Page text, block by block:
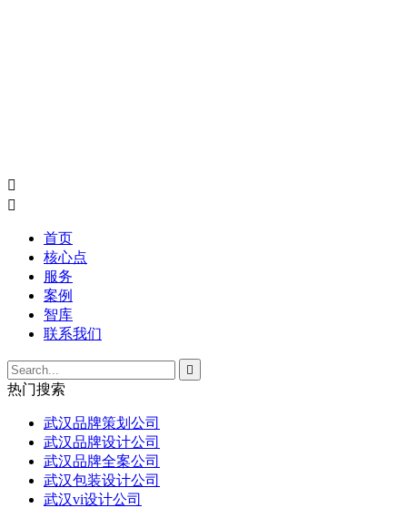


首页
核心点
服务
案例
智库
联系我们

热门搜索
武汉品牌策划公司
武汉品牌设计公司
武汉品牌全案公司
武汉包装设计公司
武汉vi设计公司